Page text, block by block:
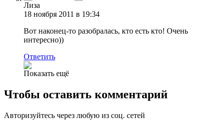
Лиза
18 ноября 2011 в 19:34
Вот наконец-то разобралась, кто есть кто! Очень
интересно))
Ответить
Показать ещё
Чтобы оставить комментарий
Авторизуйтесь через любую из соц. сетей